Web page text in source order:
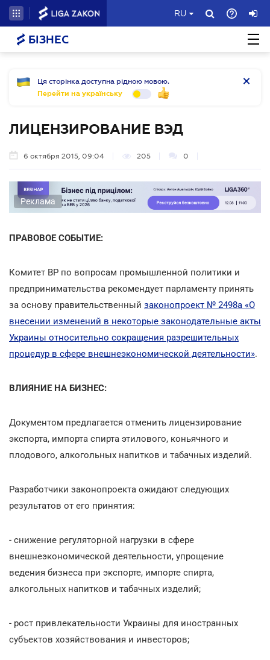
RU
БІЗНЕС
Ця сторінка доступна рідною мовою.
Перейти на українську
ЛИЦЕНЗИРОВАНИЕ ВЭД
6 октября 2015, 09:04 205 0
Реклама
ПРАВОВОЕ СОБЫТИЕ:
Комитет ВР по вопросам промышленной политики и
предпринимательства рекомендует парламенту принять
за основу правительственный законопроект № 2498а «О
внесении изменений в некоторые законодательные акты
Украины относительно сокращения разрешительных
процедур в сфере внешнеэкономической деятельности».
ВЛИЯНИЕ НА БИЗНЕС:
Документом предлагается отменить лицензирование
экспорта, импорта спирта этилового, коньячного и
плодового, алкогольных напитков и табачных изделий.
Разработчики законопроекта ожидают следующих
результатов от его принятия:
- снижение регуляторной нагрузки в сфере
внешнеэкономической деятельности, упрощение
ведения бизнеса при экспорте, импорте спирта,
алкогольных напитков и табачных изделий;
- рост привлекательности Украины для иностранных
субъектов хозяйствования и инвесторов;